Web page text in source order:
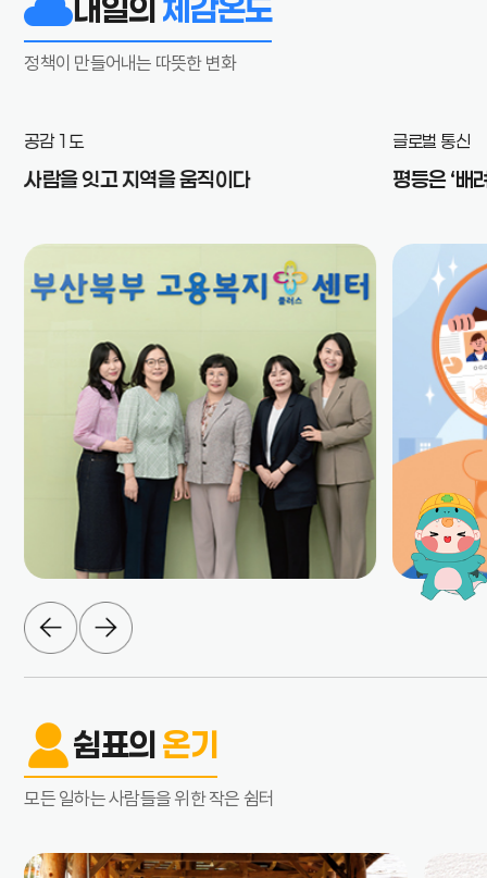
내일의 체감온도
정책이 만들어내는 따뜻한 변화
공감 1도
사람을 잇고 지역을 움직이다
글로벌 통신
평등은 ‘배
쉼표의 온기
모든 일하는 사람들을 위한 작은 쉼터